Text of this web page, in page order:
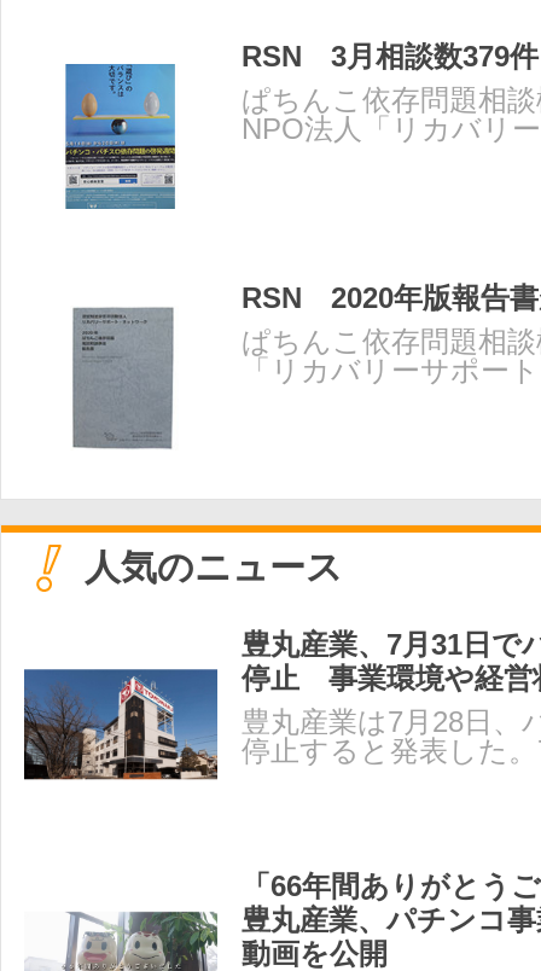
RSN 3月相談数379件
ぱちんこ依存問題相
NPO法人「リカバリ
RSN 2020年版報告
ぱちんこ依存問題相
「リカバリーサポー
人気のニュース
豊丸産業、7月31日で
停止 事業環境や経営
豊丸産業は7月28日、
停止すると発表した
「66年間ありがとう
豊丸産業、パチンコ
動画を公開